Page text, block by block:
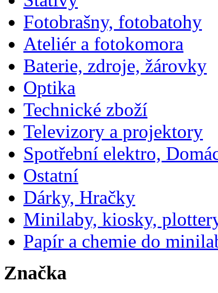
Fotobrašny, fotobatohy
Ateliér a fotokomora
Baterie, zdroje, žárovky
Optika
Technické zboží
Televizory a projektory
Spotřební elektro,
Ostatní
Dárky, Hračky
Minilaby, kiosky,
Papír a chemie do
Značka